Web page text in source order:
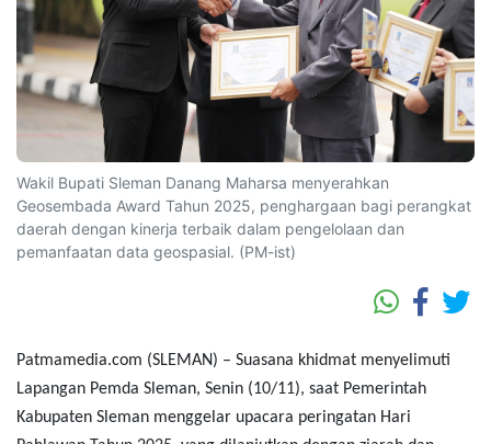
Wakil Bupati Sleman Danang Maharsa menyerahkan
Geosembada Award Tahun 2025, penghargaan bagi perangkat
daerah dengan kinerja terbaik dalam pengelolaan dan
pemanfaatan data geospasial. (PM-ist)
Patmamedia.com (SLEMAN) – Suasana khidmat menyelimuti
Lapangan Pemda Sleman, Senin (10/11), saat Pemerintah
Kabupaten Sleman menggelar upacara peringatan Hari